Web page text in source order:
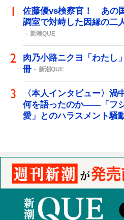
佐藤優vs検察官！ あの
調室で対峙した因縁の二
新潮QUE
肉乃小路ニクヨ「わたし
冊
新潮QUE
〈本人インタビュー〉渦
何を語ったのか――「フ
愛」とのハラスメント騒